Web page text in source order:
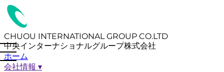
CHUOU INTERNATIONAL GROUP CO.LTD
中央インターナショナルグループ株式会社
ホーム
会社情報 ▾